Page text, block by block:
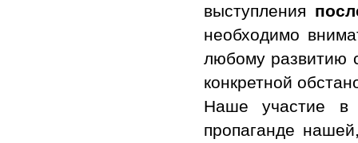
выступления
необходимо
любому развитию
конкретной
Наше участие в
пропаганде